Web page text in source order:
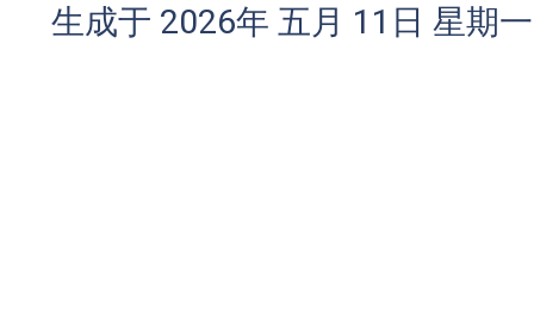
生成于 2026年 五月 11日 星期